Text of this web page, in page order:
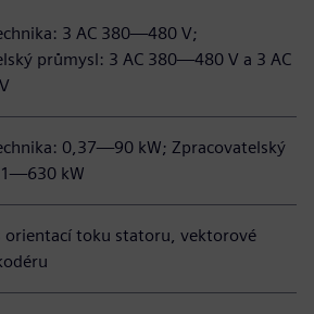
3 AC 380—480 V;
průmysl: 3 AC 380—480 V a 3 AC
0,37—90 kW; Zpracovatelský
kW
orientací toku statoru, vektorové